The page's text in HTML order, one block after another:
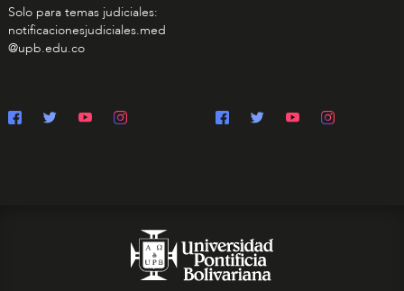
Solo para temas judiciales:
notificacionesjudiciales.med
@upb.edu.co